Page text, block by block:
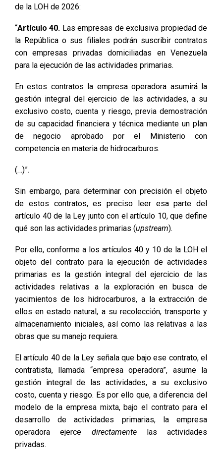
de la LOH de 2026:
“Artículo 40. Las empresas de exclusiva propiedad de
la República o sus filiales podrán suscribir contratos
con empresas privadas domiciliadas en Venezuela
para la ejecución de las actividades primarias.
En estos contratos la empresa operadora asumirá la
gestión integral del ejercicio de las actividades, a su
exclusivo costo, cuenta y riesgo, previa demostración
de su capacidad financiera y técnica mediante un plan
de negocio aprobado por el Ministerio con
competencia en materia de hidrocarburos.
(…)”.
Sin embargo, para determinar con precisión el objeto
de estos contratos, es preciso leer esa parte del
artículo 40 de la Ley junto con el artículo 10, que define
qué son las actividades primarias (upstream).
Por ello, conforme a los artículos 40 y 10 de la LOH el
objeto del contrato para la ejecución de actividades
primarias es la gestión integral del ejercicio de las
actividades relativas a la exploración en busca de
yacimientos de los hidrocarburos, a la extracción de
ellos en estado natural, a su recolección, transporte y
almacenamiento iniciales, así como las relativas a las
obras que su manejo requiera.
El artículo 40 de la Ley señala que bajo ese contrato, el
contratista, llamada “empresa operadora”, asume la
gestión integral de las actividades, a su exclusivo
costo, cuenta y riesgo. Es por ello que, a diferencia del
modelo de la empresa mixta, bajo el contrato para el
desarrollo de actividades primarias, la empresa
operadora ejerce directamentelas actividades
privadas.